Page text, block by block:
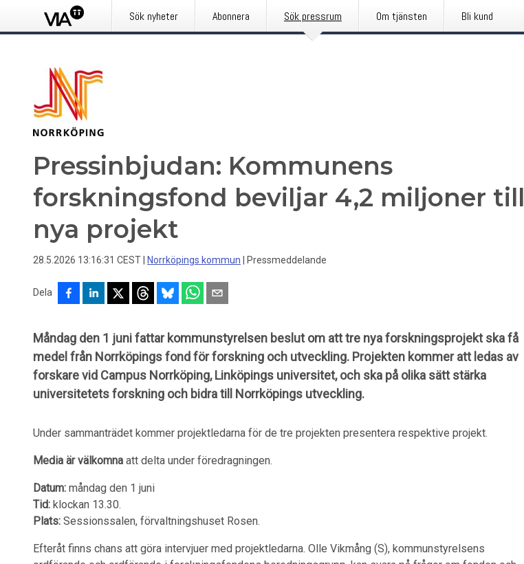
Sök nyheter Abonnera Sök pressrum Om tjänsten Bli kund
Pressinbjudan: Kommunens
forskningsfond beviljar 4,2 miljoner till
nya projekt
28.5.2026 13:16:31 CEST Norrköpings kommun Pressmeddelande
Dela
Måndag den 1 juni fattar kommunstyrelsen beslut om att tre nya forskningsprojekt ska få
medel från Norrköpings fond för forskning och utveckling. Projekten kommer att ledas av
forskare vid Campus Norrköping, Linköpings universitet, och ska på olika sätt stärka
universitetets forskning och bidra till Norrköpings utveckling.
Under sammanträdet kommer projektledarna för de tre projekten presentera respektive projekt.
Media är välkomna att delta under föredragningen.
Datum: måndag den 1 juni
Tid: klockan 13.30.
Plats: Sessionssalen, förvaltningshuset Rosen.
Efteråt finns chans att göra intervjuer med projektledarna. Olle Vikmång (S), kommunstyrelsens